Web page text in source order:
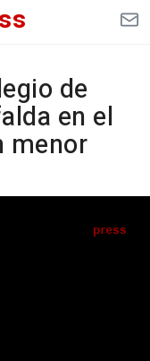
de
en el
menor